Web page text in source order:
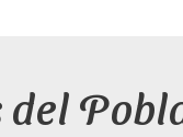
del